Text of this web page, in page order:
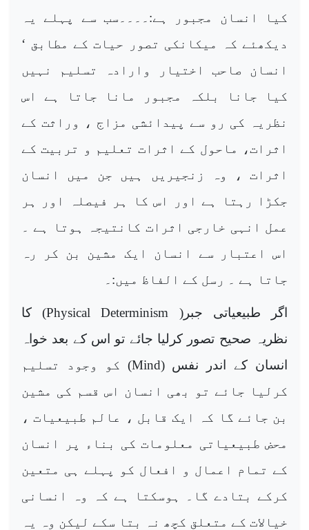
کیا انسان مجبور ہے:۔۔۔۔سب سے پہلے یہ
دیکھئے کہ میکانکی تصور حیات کے مطابق ‘
انسان صاحب اختیار وارادہ تسلیم نہیں
کیا جانا بلکہ مجبور مانا جاتا ہے اس
نظریہ کی رو سے پیدائشی مزاج ، وراثت کے
اثرات، ماحول کے اثرات تعلیم و تربیت کے
اثرات ، وہ زنجیریں ہیں جن میں انسان
جکڑا رہتا ہے اور اس کا ہر فیصلہ اور ہر
عمل انہی خارجی اثرات کانتیجہ ہوتا ہے ۔
اس اعتبار سے انسان ایک مشین بن کر رہ
جاتا ہے ۔ رسل کے الفاظ میں:۔
اگر طبیعیاتی جبر( Physical Determinism) کا
نظریہ صحیح تصور کرلیا جائے تو اس کے بعد خواہ
انسان کے اندر نفس (Mind) کو وجود تسلیم
کرلیا جائے تو بھی انسان اس قسم کی مشین
بن جائے گا کہ ایک قابل ، عالم طبیعیات ،
محض طبیعیاتی معلومات کی بناء پر انسان
کے تمام اعمال و افعال کو پہلے ہی متعین
کرکے بتادے گا۔ ہوسکتا ہے کہ وہ انسانی
خیالات کے متعلق کچھ نہ بتا سکے لیکن وہ یہ